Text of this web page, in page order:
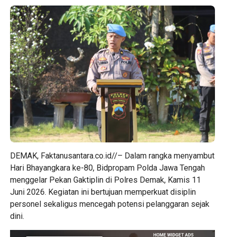
DEMAK, Faktanusantara.co.id//– Dalam rangka menyambut
Hari Bhayangkara ke-80, Bidpropam Polda Jawa Tengah
menggelar Pekan Gaktiplin di Polres Demak, Kamis 11
Juni 2026. Kegiatan ini bertujuan memperkuat disiplin
personel sekaligus mencegah potensi pelanggaran sejak
dini.